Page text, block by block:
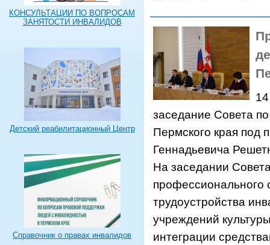
КОНСУЛЬТАЦИИ ПО ВОПРОСАМ
ЗАНЯТОСТИ ИНВАЛИДОВ
Детский реабилитационный Центр
Справочник о правах инвалидов
заседание Совета
Пермского края под
Геннадьевича
На заседании
профессионального
трудоустройства
учреждений
интеграции